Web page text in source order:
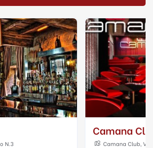
Camana Club, Via Palermo, 12,